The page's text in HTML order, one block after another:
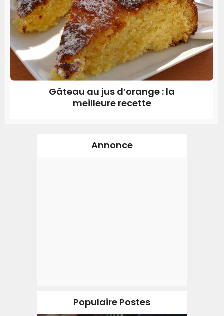
Gâteau au jus d’orange : la
meilleure recette
Annonce
Populaire Postes